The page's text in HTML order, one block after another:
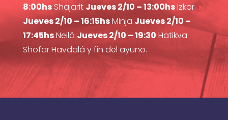
8:00hsShajarit Jueves 2/10 – 13:00hsIzkor
Jueves 2/10 – 16:15hsMinja Jueves 2/10 –
17:45hsNeilá Jueves 2/10 – 19:30 Hatikva
Shofar Havdalá y fin del ayuno.